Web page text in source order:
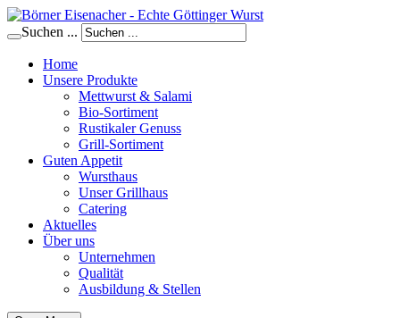
Suchen ...
Home
Unsere Produkte
Mettwurst & Salami
Bio-Sortiment
Rustikaler Genuss
Grill-Sortiment
Guten Appetit
Wursthaus
Unser Grillhaus
Catering
Aktuelles
Über uns
Unternehmen
Qualität
Ausbildung & Stellen